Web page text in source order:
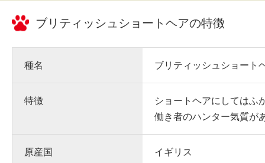
ブリティッシュショートヘアの特徴
種名 ブリティッシュショート
特徴
ショートヘアにしてはふ
働き者のハンター気質が
原産国 イギリス